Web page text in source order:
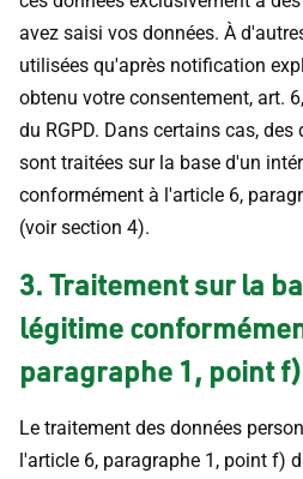
avez saisi vos données. À
utilisées qu'après notification
obtenu votre consentement, art.
du RGPD. Dans certains cas,
sont traitées sur la base d'un
conformément à l'article 6,
(voir section 4).
3. Traitement sur la
légitime
paragraphe 1, point f)
Le traitement des données
l'article 6, paragraphe 1, point f)